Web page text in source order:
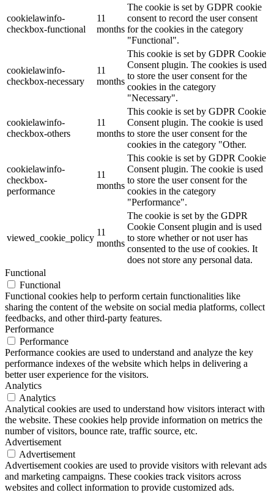
cookielawinfo-
checkbox-functional
11
months
The cookie is set by GDPR cookie
consent to record the user consent
for the cookies in the category
"Functional".
cookielawinfo-
checkbox-necessary
11
months
This cookie is set by GDPR Cookie
Consent plugin. The cookies is used
to store the user consent for the
cookies in the category
"Necessary".
cookielawinfo-
checkbox-others
11
months
This cookie is set by GDPR Cookie
Consent plugin. The cookie is used
to store the user consent for the
cookies in the category "Other.
cookielawinfo-
checkbox-
performance
11
months
This cookie is set by GDPR Cookie
Consent plugin. The cookie is used
to store the user consent for the
cookies in the category
"Performance".
viewed_cookie_policy
11
months
The cookie is set by the GDPR
Cookie Consent plugin and is used
to store whether or not user has
consented to the use of cookies. It
does not store any personal data.
Functional
Functional
Functional cookies help to perform certain functionalities like
sharing the content of the website on social media platforms, collect
feedbacks, and other third-party features.
Performance
Performance
Performance cookies are used to understand and analyze the key
performance indexes of the website which helps in delivering a
better user experience for the visitors.
Analytics
Analytics
Analytical cookies are used to understand how visitors interact with
the website. These cookies help provide information on metrics the
number of visitors, bounce rate, traffic source, etc.
Advertisement
Advertisement
Advertisement cookies are used to provide visitors with relevant ads
and marketing campaigns. These cookies track visitors across
websites and collect information to provide customized ads.